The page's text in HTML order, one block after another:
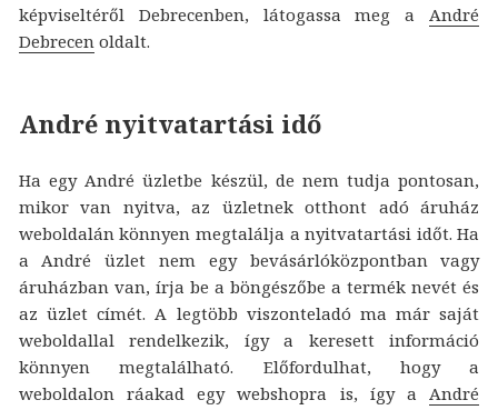
képviseltéről Debrecenben, látogassa meg a André
Debrecen oldalt.
André nyitvatartási idő
Ha egy André üzletbe készül, de nem tudja pontosan,
mikor van nyitva, az üzletnek otthont adó áruház
weboldalán könnyen megtalálja a nyitvatartási időt. Ha
a André üzlet nem egy bevásárlóközpontban vagy
áruházban van, írja be a böngészőbe a termék nevét és
az üzlet címét. A legtöbb viszonteladó ma már saját
weboldallal rendelkezik, így a keresett információ
könnyen megtalálható. Előfordulhat, hogy a
weboldalon ráakad egy webshopra is, így a André